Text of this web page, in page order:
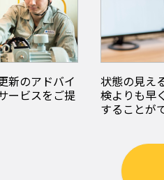
新のアドバイ
ービスをご提
状態の見え
検よりも早
することが